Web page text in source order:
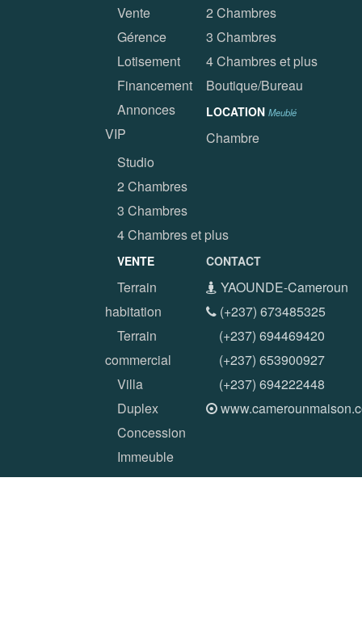
Vente
Gérence
Lotisement
Financement
Annonces
VIP
2 Chambres
3 Chambres
4 Chambres et plus
Boutique/Bureau
LOCATION Meublé
Chambre
Studio
2 Chambres
3 Chambres
4 Chambres et plus
VENTE
Terrain
habitation
Terrain
commercial
Villa
Duplex
Concession
Immeuble
CONTACT
YAOUNDE-Cameroun
(+237) 673485325
(+237) 694469420
(+237) 653900927
(+237) 694222448